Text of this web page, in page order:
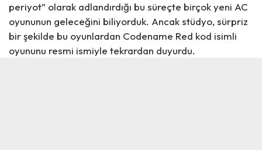
periyot” olarak adlandırdığı bu süreçte birçok yeni AC
oyununun geleceğini biliyorduk. Ancak stüdyo, sürpriz
bir şekilde bu oyunlardan Codename Red kod isimli
oyununu resmi ismiyle tekrardan duyurdu.